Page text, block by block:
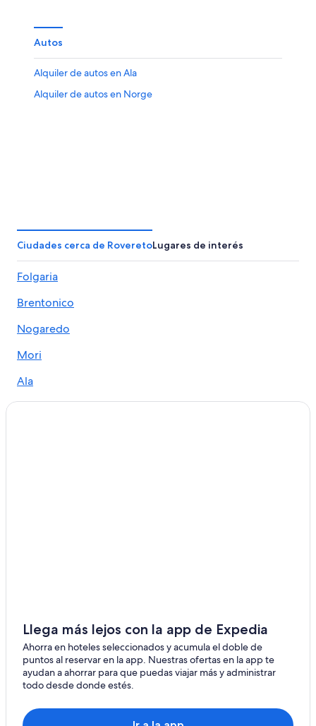
Autos
Alquiler de autos en Ala
Alquiler de autos en Norge
Ciudades cerca de RoveretoLugares de interés
Folgaria
Brentonico
Nogaredo
Mori
Ala
Pomarolo
Llega más lejos con la app de Expedia
Ahorra en hoteles seleccionados y acumula el doble de
puntos al reservar en la app. Nuestras ofertas en la app te
ayudan a ahorrar para que puedas viajar más y administrar
todo desde donde estés.